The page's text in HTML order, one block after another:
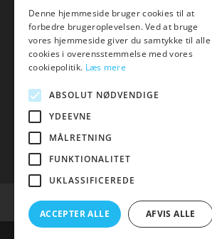
hvidevaremagasinet
Tlf: 7876 8672
Mail:
Cookie- og privatlivspolitik
Denne hjemmeside bruger cookies til at
forbedre brugeroplevelsen. Ved at bruge
vores hjemmeside giver du samtykke til alle
cookies i overensstemmelse med vores
cookiepolitik. Læs mere
ABSOLUT NØDVENDIGE
YDEEVNE
MÅLRETNING
FUNKTIONALITET
UKLASSIFICEREDE
ACCEPTER ALLE AFVIS ALLE